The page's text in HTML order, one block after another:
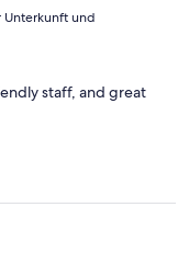
Unterkunft und
staff, and great